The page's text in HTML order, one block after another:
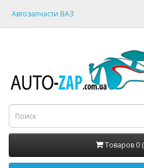
Автозапчасти ВАЗ
Товаров 0